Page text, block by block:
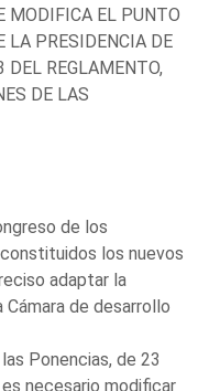
MODIFICA EL PUNTO
LA PRESIDENCIA DE
DEL REGLAMENTO,
DE LAS
de los
los nuevos
adaptar la
de desarrollo
Ponencias, de 23
necesario modificar